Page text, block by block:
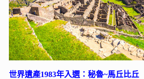
世界遺產1983年入選：秘魯~馬丘比丘